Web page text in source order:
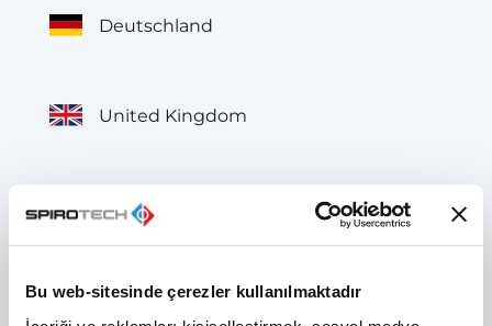
Bu web-sitesinde çerezler kullanılmaktadır
Deutschland
United Kingdom
België
Belgique